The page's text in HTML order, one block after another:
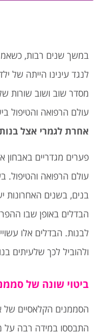
במשך שנים רבות,
לנגד עינינו הייתה של
עולם הרפואה והטיפול
אחרת לגמרי אצל
פערים מגדריים באבחון
עולם הרפואה והטיפול.
בנים, בשנים האחרונות
הבדלים באופן שבו
לבנות. הבדלים אלו
ולהוביל לכך שלעיתים
ביטוי שונה של
הסממנים הקלאסיים של
התבססו במידה רבה על